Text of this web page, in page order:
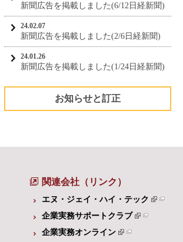
新聞広告を掲載しました(6/12日経新聞)
24.02.07
新聞広告を掲載しました(2/6日経新聞)
24.01.26
新聞広告を掲載しました(1/24日経新聞)
お知らせと訂正
関連会社（リンク）
エヌ・ジェイ・ハイ・テック
企業実務サポートクラブ
企業実務オンライン